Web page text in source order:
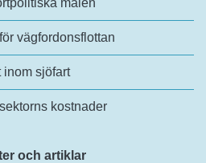
vägfordonsflottan
inom sjöfart
kostnader
och artiklar